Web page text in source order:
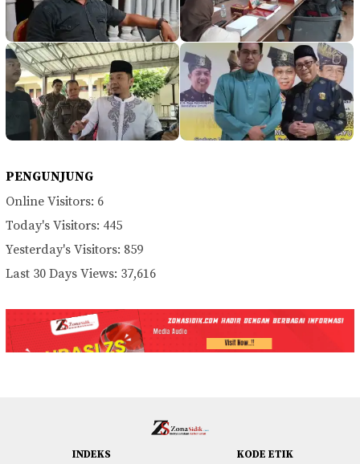
PENGUNJUNG
Online Visitors: 6
Today's Visitors: 445
Yesterday's Visitors: 859
Last 30 Days Views: 37,616
INDEKS KODE ETIK